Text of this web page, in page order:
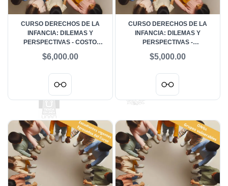
CURSO DERECHOS DE LA
INFANCIA: DILEMAS Y
PERSPECTIVAS - COSTO
$6,000.00
CURSO DERECHOS DE LA
INFANCIA: DILEMAS Y
PERSPECTIVAS -
VINCULADAS AL TEMA
$5,000.00